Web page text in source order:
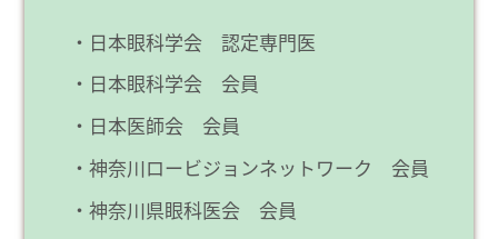
日本眼科学会 認定専門医
日本眼科学会 会員
日本医師会 会員
神奈川ロービジョンネットワーク 会員
神奈川県眼科医会 会員